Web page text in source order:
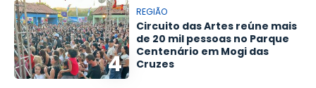
4
REGIÃO
Circuito das Artes reúne mais
de 20 mil pessoas no Parque
Centenário em Mogi das
Cruzes